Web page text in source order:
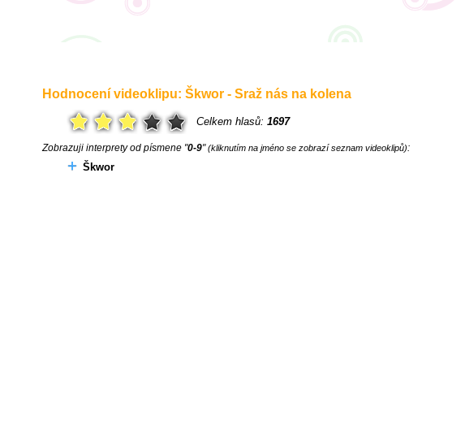
Hodnocení videoklipu: Škwor - Sraž nás na kolena
Celkem hlasů: 1697
Zobrazuji interprety od písmene "0-9"(kliknutím na jméno se zobrazí seznam videoklipů):
Škwor